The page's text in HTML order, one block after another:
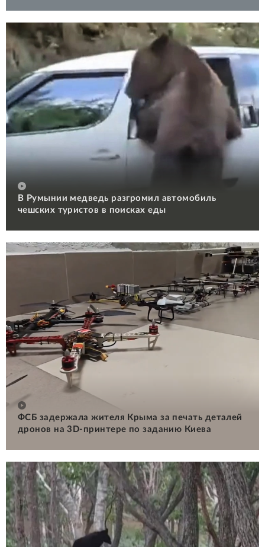
В Румынии медведь разгромил автомобиль
чешских туристов в поисках еды
ФСБ задержала жителя Крыма за печать деталей
дронов на 3D-принтере по заданию Киева